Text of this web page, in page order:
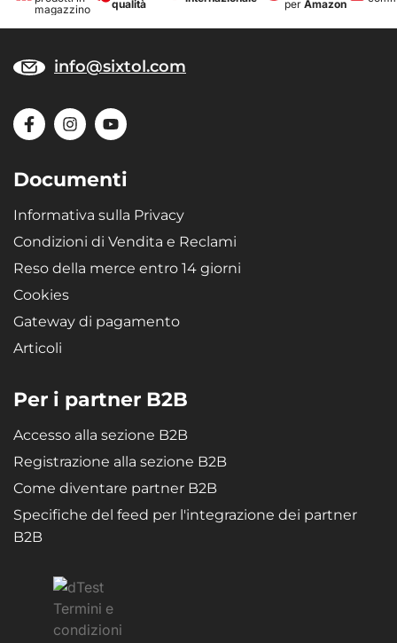
magazzino
qualità
per Amazon
info@sixtol.com
Documenti
Informativa sulla Privacy
Condizioni di Vendita e Reclami
Reso della merce entro 14 giorni
Cookies
Gateway di pagamento
Articoli
Per i partner B2B
Accesso alla sezione B2B
Registrazione alla sezione B2B
Come diventare partner B2B
Specifiche del feed per l'integrazione dei partner
B2B